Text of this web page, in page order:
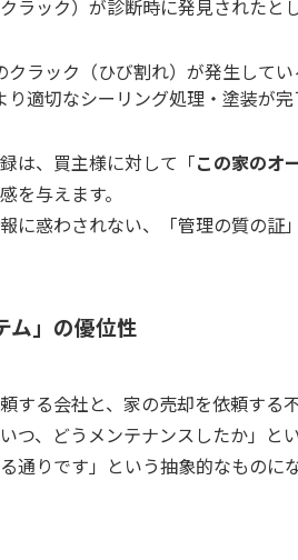
ラック）が診断時に発見されたとし
クラック（ひび割れ）が発生して
り適切なシーリング処理・塗装が
は、買主様に対して「この家のオ
を与えます。
に惑わされない、「管理の質の証
ム」の優位性
する会社と、家の売却を依頼する
つ、どうメンテナンスしたか」と
通りです」という抽象的なものに